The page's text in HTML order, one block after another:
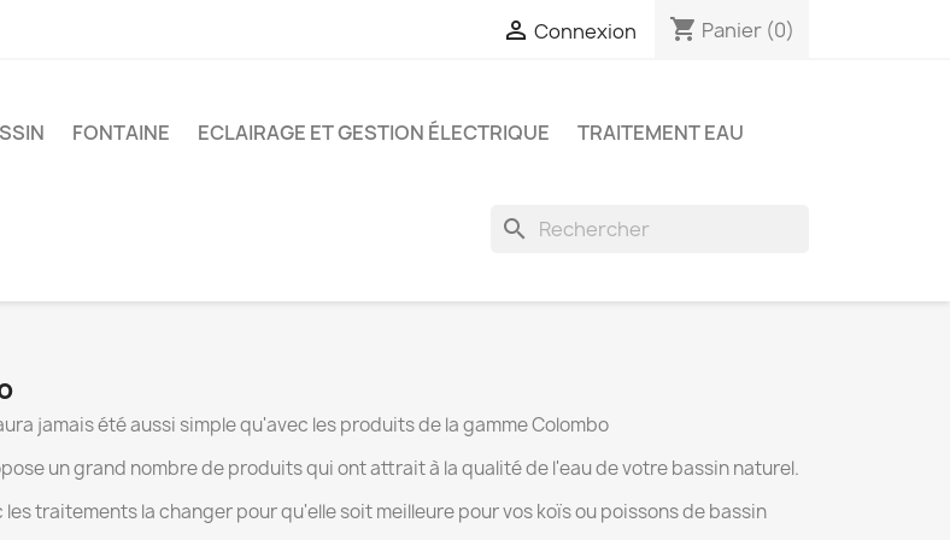
 Connexion shopping_cart Panier (0)
FONTAINE ECLAIRAGE ET GESTION ÉLECTRIQUE
TRAITEMENT EAU
search
jamais été aussi simple qu'avec les produits de la gamme Colombo
un grand nombre de produits qui ont attrait à la qualité de l'eau de votre bassin naturel.
traitements la changer pour qu'elle soit meilleure pour vos koïs ou poissons de bassin